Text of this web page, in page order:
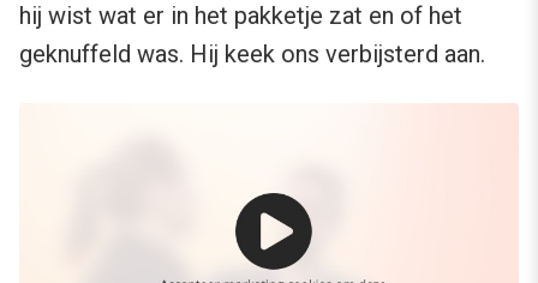
hij wist wat er in het pakketje zat en of het
geknuffeld was. Hij keek ons verbijsterd aan.